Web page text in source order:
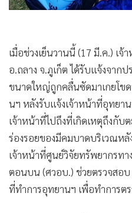
• อินโดจีน
Celeb Online
Factcheck
ญี่ปุ่น
• News1
• Gotomanager
เมื่อช่วงเย็นวานนี้ (17 มี.ค.) เ
อ.ถลาง จ.ภูเก็ต ได้รับแจ้งจาก
ขนาดใหญ่ถูกคลื่นซัดมาเกยโข
นฯ หลังรับแจ้งเจ้าหน้าที่อุทยา
เจ้าหน้าที่ไปถึงที่เกิดเหตุถึงกับ
ร่องรอยของมีคมบาดบริเวณหลั
เจ้าหน้าที่ศูนย์วิจัยทรัพยากรท
ตอนบน (ศวอบ.) ช่วยตรวจสอบ
ที่ทำการอุทยานฯ เพื่อทำการต